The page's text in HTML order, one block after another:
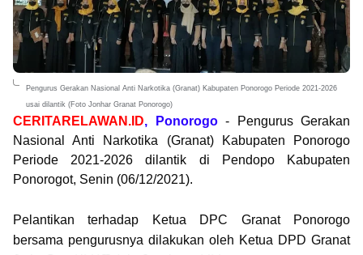
Pengurus Gerakan Nasional Anti Narkotika (Granat) Kabupaten Ponorogo Periode 2021-2026
usai dilantik (Foto Jonhar Granat Ponorogo)
CERITARELAWAN.ID, Ponorogo- Pengurus Gerakan
Nasional Anti Narkotika (Granat) Kabupaten Ponorogo
Periode 2021-2026 dilantik di Pendopo Kabupaten
Ponorogot, Senin (06/12/2021).
Pelantikan terhadap Ketua DPC Granat Ponorogo
bersama pengurusnya dilakukan oleh Ketua DPD Granat